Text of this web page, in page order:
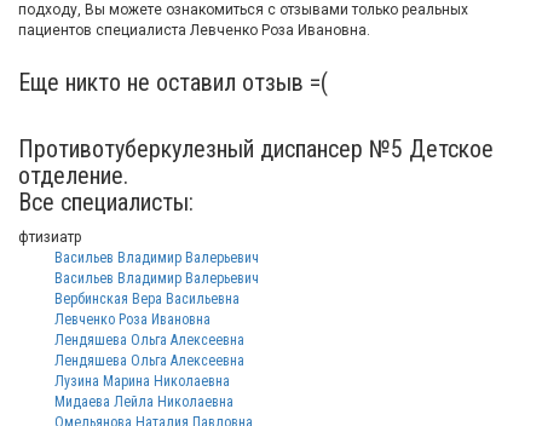
подходу, Вы можете ознакомиться с отзывами только реальных
пациентов специалиста Левченко Роза Ивановна.
Еще никто не оставил отзыв =(
Противотуберкулезный диспансер №5 Детское
отделение.
Все специалисты:
фтизиатр
Васильев Владимир Валерьевич
Васильев Владимир Валерьевич
Вербинская Вера Васильевна
Левченко Роза Ивановна
Лендяшева Ольга Алексеевна
Лендяшева Ольга Алексеевна
Лузина Марина Николаевна
Мидаева Лейла Николаевна
Омельянова Наталия Павловна